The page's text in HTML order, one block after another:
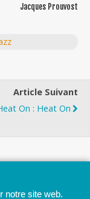
Jacques Prouvost
Article Suivant
On : Heat On
notre site web.